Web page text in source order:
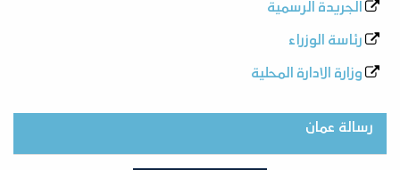
الجريدة الرسمية
رئاسة الوزراء
وزارة الادارة المحلية
رسالة عمان